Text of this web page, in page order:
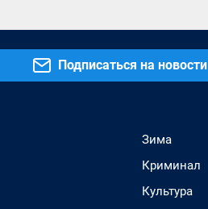
Подписаться на новости
Зима
Криминал
Культура